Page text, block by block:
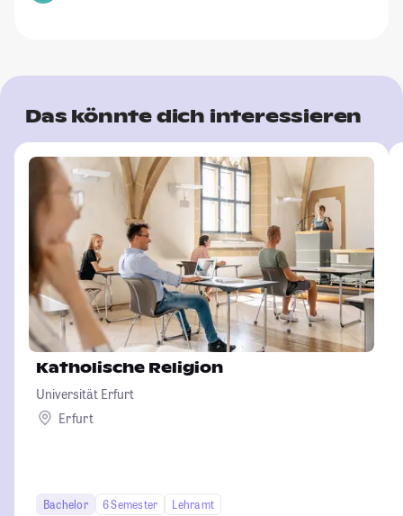
Das könnte dich interessieren
Katholische Religion
Universität Erfurt
Erfurt
Bachelor 6 Semester
Lehramt